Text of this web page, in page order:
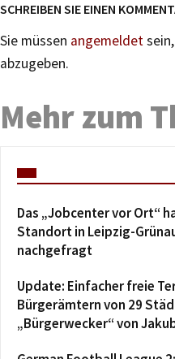
SCHREIBEN SIE EINEN
Sie müssen angemeldet
abzugeben.
Mehr zum
Das „Jobcenter vor Ort“
Standort in Leipzig-
nachgefragt
Update: Einfacher freie
Bürgerämtern von 29
„Bürgerwecker“ von